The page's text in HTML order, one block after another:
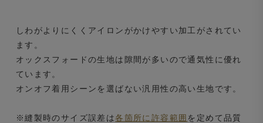
しわがよりにくくアイロンがかけやすい加工がされてい
ます。
オックスフォードの生地は隙間が多いので通気性に優れ
ています。
オンオフ着用シーンを選ばない汎用性の高い生地です。
※縫製時のサイズ誤差は各箇所に許容範囲 を定めて品質